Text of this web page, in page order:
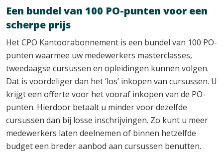
Een bundel van 100 PO-punten voor een
scherpe prijs
Het CPO Kantoorabonnement is een bundel van 100 PO-
punten waarmee uw medewerkers masterclasses,
tweedaagse cursussen en opleidingen kunnen volgen.
Dat is voordeliger dan het ‘los’ inkopen van cursussen. U
krijgt een offerte voor het vooraf inkopen van de PO-
punten. Hierdoor betaalt u minder voor dezelfde
cursussen dan bij losse inschrijvingen. Zo kunt u meer
medewerkers laten deelnemen of binnen hetzelfde
budget een breder aanbod aan cursussen benutten.